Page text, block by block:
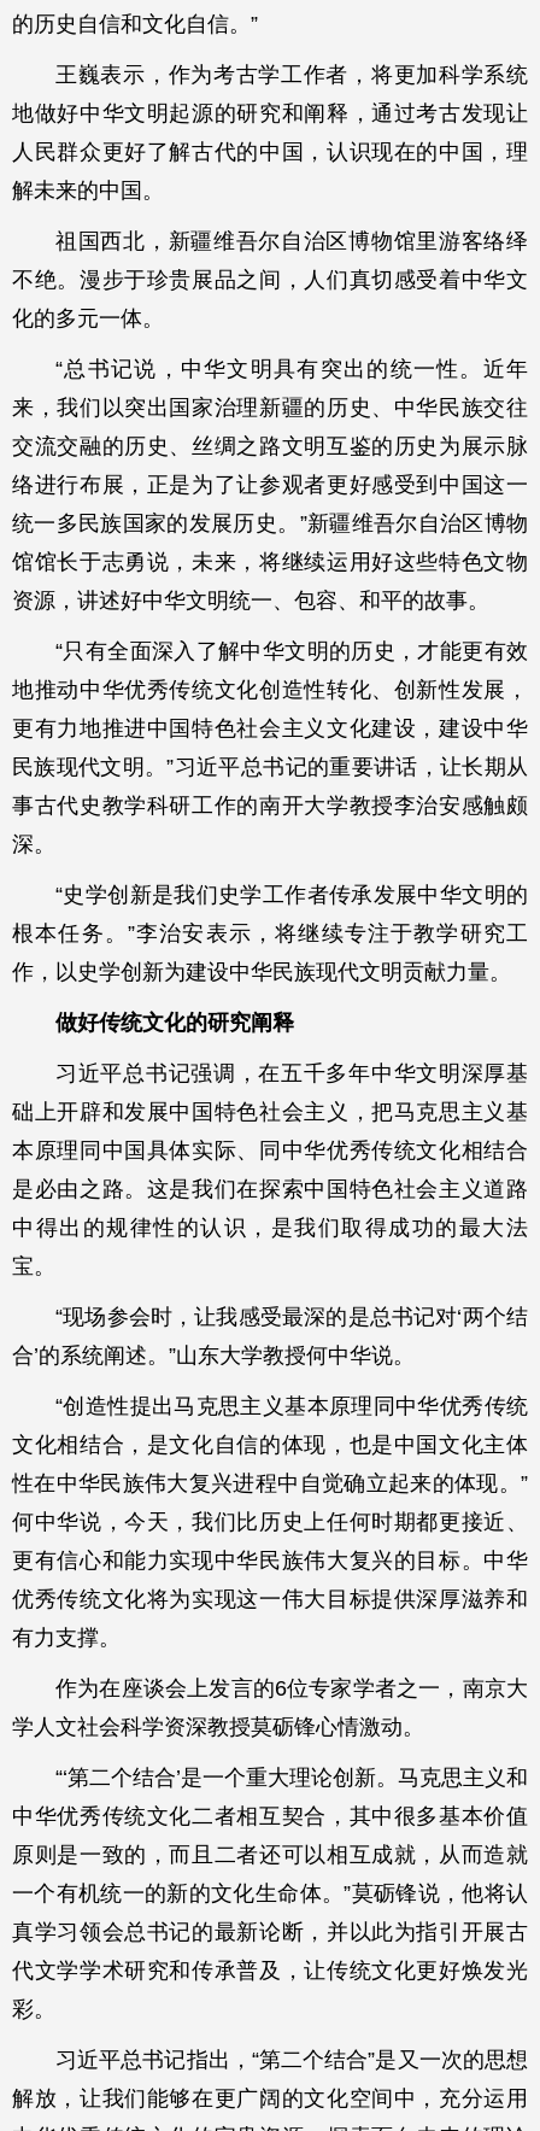
的历史自信和文化自信。”
王巍表示，作为考古学工作者，将更加科学系统
地做好中华文明起源的研究和阐释，通过考古发现让
人民群众更好了解古代的中国，认识现在的中国，理
解未来的中国。
祖国西北，新疆维吾尔自治区博物馆里游客络绎
不绝。漫步于珍贵展品之间，人们真切感受着中华文
化的多元一体。
“总书记说，中华文明具有突出的统一性。近年
来，我们以突出国家治理新疆的历史、中华民族交往
交流交融的历史、丝绸之路文明互鉴的历史为展示脉
络进行布展，正是为了让参观者更好感受到中国这一
统一多民族国家的发展历史。”新疆维吾尔自治区博物
馆馆长于志勇说，未来，将继续运用好这些特色文物
资源，讲述好中华文明统一、包容、和平的故事。
“只有全面深入了解中华文明的历史，才能更有效
地推动中华优秀传统文化创造性转化、创新性发展，
更有力地推进中国特色社会主义文化建设，建设中华
民族现代文明。”习近平总书记的重要讲话，让长期从
事古代史教学科研工作的南开大学教授李治安感触颇
深。
“史学创新是我们史学工作者传承发展中华文明的
根本任务。”李治安表示，将继续专注于教学研究工
作，以史学创新为建设中华民族现代文明贡献力量。
做好传统文化的研究阐释
习近平总书记强调，在五千多年中华文明深厚基
础上开辟和发展中国特色社会主义，把马克思主义基
本原理同中国具体实际、同中华优秀传统文化相结合
是必由之路。这是我们在探索中国特色社会主义道路
中得出的规律性的认识，是我们取得成功的最大法
宝。
“现场参会时，让我感受最深的是总书记对‘两个结
合’的系统阐述。”山东大学教授何中华说。
“创造性提出马克思主义基本原理同中华优秀传统
文化相结合，是文化自信的体现，也是中国文化主体
性在中华民族伟大复兴进程中自觉确立起来的体现。”
何中华说，今天，我们比历史上任何时期都更接近、
更有信心和能力实现中华民族伟大复兴的目标。中华
优秀传统文化将为实现这一伟大目标提供深厚滋养和
有力支撑。
作为在座谈会上发言的6位专家学者之一，南京大
学人文社会科学资深教授莫砺锋心情激动。
“‘第二个结合’是一个重大理论创新。马克思主义和
中华优秀传统文化二者相互契合，其中很多基本价值
原则是一致的，而且二者还可以相互成就，从而造就
一个有机统一的新的文化生命体。”莫砺锋说，他将认
真学习领会总书记的最新论断，并以此为指引开展古
代文学学术研究和传承普及，让传统文化更好焕发光
彩。
习近平总书记指出，“第二个结合”是又一次的思想
解放，让我们能够在更广阔的文化空间中，充分运用